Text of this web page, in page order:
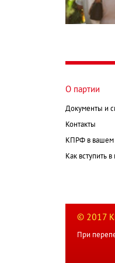
О партии
Документы и
Контакты
КПРФ в вашем
Как вступить
© 2017
При